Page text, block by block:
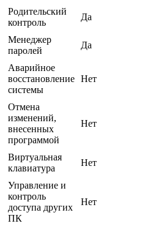
Родительский
контроль
Да
Менеджер
паролей
Да
Аварийное
восстановление
системы
Нет
Отмена
изменений,
внесенных
программой
Нет
Виртуальная
клавиатура
Нет
Управление и
контроль
доступа других
ПК
Нет